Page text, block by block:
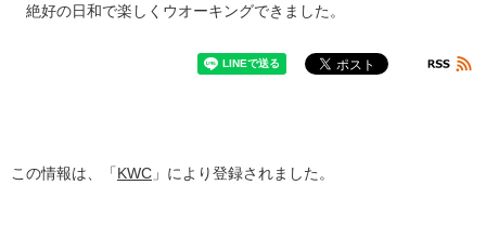
絶好の日和で楽しくウオーキングできました。
この情報は、「KWC 」により登録されました。